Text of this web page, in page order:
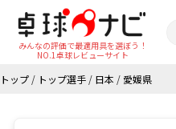
みんなの評価で最適用具を選ぼう！
NO.1卓球レビューサイト
トップ / トップ選手 / 日本 / 愛媛県